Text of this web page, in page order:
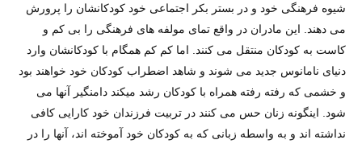
شیوه فرهنگی خود و در بستر بکر اجتماعی خود کودکانشان را پرورش
می دهند. این مادران در واقع تمای مولفه های فرهنگی را بی کم و
کاست به کودکان منتقل می کنند. اما کم کم همگام با کودکانشان وارد
دنیای نامانوس جدید می شوند و شاهد اضطراب کودکان خود خواهند بود
و خشمی که رفته رفته همراه با کودکان رشد میکند دامنگیر آنها می
شود. اینگونه زنان حس می کنند در تربیت فرزندان خود کارایی کافی
نداشته اند و به واسطه زبانی که به کودکان خود آموخته اند، آنها را در